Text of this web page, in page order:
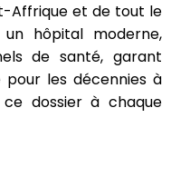
Affrique et de tout le
hôpital moderne,
de santé, garant
pour les décennies à
dossier à chaque